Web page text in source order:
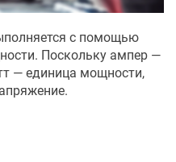
с помощью
Поскольку ампер —
— единица мощности,